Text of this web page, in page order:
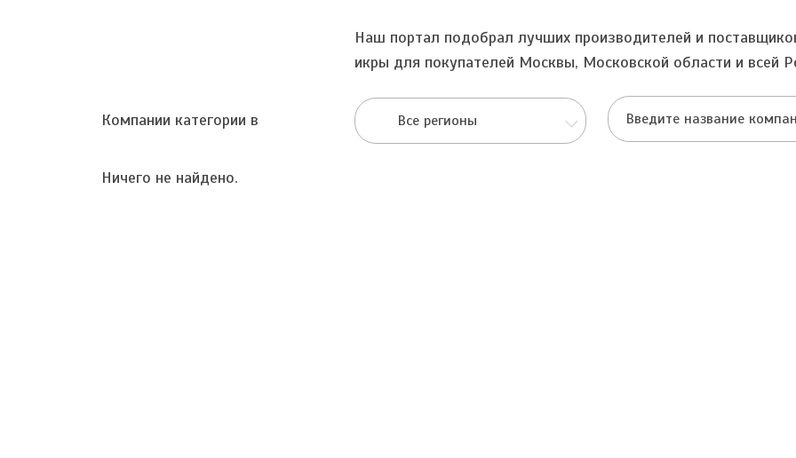
Наш портал подобрал лучших производителей и
икры для покупателей Москвы, Московской области и всей
Компании категории в Все регионы
Ничего не найдено.